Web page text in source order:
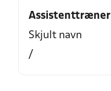
Assistenttræner
Skjult navn
/